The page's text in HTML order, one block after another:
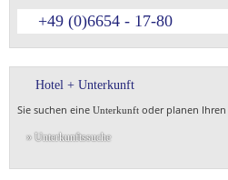
+49 (0)6654 - 17-80
Hotel + Unterkunft
Sie suchen eine Unterkunft oder planen Ihren
» Unterkunftssuche